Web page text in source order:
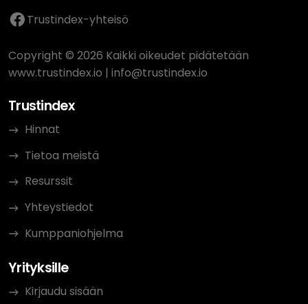
Trustindex-yhteisö
Copyright © 2026 Kaikki oikeudet pidätetään
www.trustindex.io | info@trustindex.io
Trustindex
Hinnat
Tietoa meistä
Resurssit
Yhteystiedot
Kumppaniohjelma
Yrityksille
Kirjaudu sisään